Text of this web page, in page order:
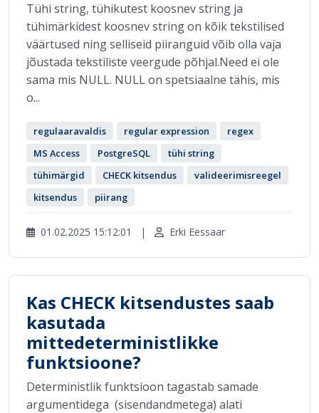
Tühi string, tühikutest koosnev string ja
tühimärkidest koosnev string on kõik tekstilised
väärtused ning selliseid piiranguid võib olla vaja
jõustada tekstiliste veergude põhjal.Need ei ole
sama mis NULL. NULL on spetsiaalne tähis, mis
o...
regulaaravaldis regular expression
regex
MS Access
PostgreSQL
tühi string
tühimärgid
CHECK kitsendus
valideerimisreegel
kitsendus
piirang
01.02.2025 15:12:01 | Erki Eessaar
Kas CHECK kitsendustes saab
kasutada
mittedeterministlikke
funktsioone?
Deterministlik funktsioon tagastab samade
argumentidega (sisendandmetega) alati